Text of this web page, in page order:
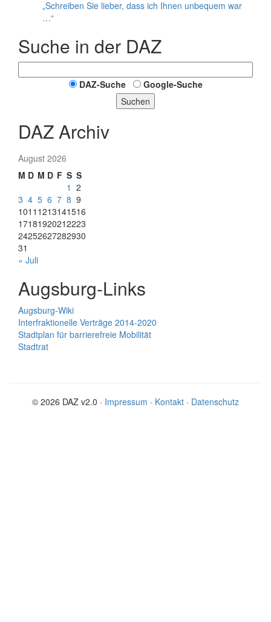
„Schreiben Sie lieber, dass ich Ihnen unbequem war
…“
Suche in der DAZ
DAZ-Suche
Google-Suche
Suchen
DAZ Archiv
August 2026
M D M D F S S
1 2
3 4 5 6 7 8 9
1011 1213141516
17181920212223
24252627282930
31
« Juli
Augsburg-Links
Augsburg-Wiki
Interfraktionelle Verträge 2014-2020
Stadtplan für barrierefreie Mobilität
Stadtrat
© 2026 DAZ v2.0 · Impressum · Kontakt · Datenschutz